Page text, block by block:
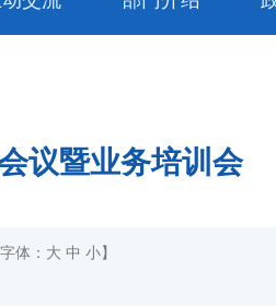
议暨业务培训会
字体： 大 中 小】